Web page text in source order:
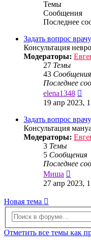
Темы
Сообщения
Последнее
Задать вопрос
Консультация
Модераторы:
27 Темы
43 Сообщения
Последнее
elena1348
к
19 апр 2023,
Задать вопрос
Консультация
Модераторы:
3 Темы
5 Сообщения
Последнее
Миша
к
27 апр 2023,
Новая тема
Отметить все темы как